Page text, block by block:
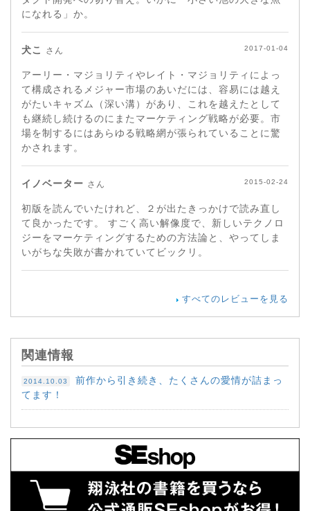
になれる」か。
犬こ さん 2017-01-04
アーリー・マジョリティやレイト・マジョリティによっ
て構成されるメジャー市場のあいだには、容易には越え
がたいキャズム（深い溝）があり、これを越えたとして
も継続し続けるのにまたマーケティング戦略が必要。市
場を制するにはあらゆる戦略網が張られていることに驚
かされます。
イノベーター さん 2015-02-24
初版を読んでいたけれど、２が出たきっかけで読み直し
て良かったです。 すごく高い解像度で、新しいテクノロ
ジーをマーケティングするための方法論と、やってしま
いがちな失敗が書かれていてビックリ。
すべてのレビューを見る
関連情報
2014.10.03
前作から引き続き、たくさんの愛情が詰まっ
てます！